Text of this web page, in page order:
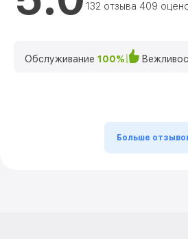
132 отзыва 409
Обслуживание 100%
Больше